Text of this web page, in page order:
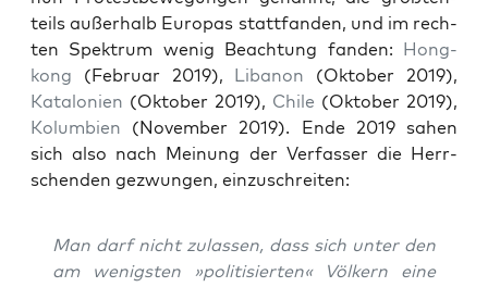
teils außer­halb Euro­pas statt­fan­den, und im rech­
ten Spek­trum wenig Beach­tung fan­den: Hong­
kong (Febru­ar 2019), Liba­non (Okto­ber 2019),
Kata­lo­ni­en (Okto­ber 2019), Chi­le (Okto­ber 2019),
Kolum­bi­en (Novem­ber 2019). Ende 2019 sahen
sich also nach Mei­nung der Ver­fas­ser die Herr­
schen­den gezwun­gen, einzuschreiten:
Man darf nicht zulas­sen, dass sich unter den
am wenigs­ten »poli­ti­sier­ten« Völ­kern eine